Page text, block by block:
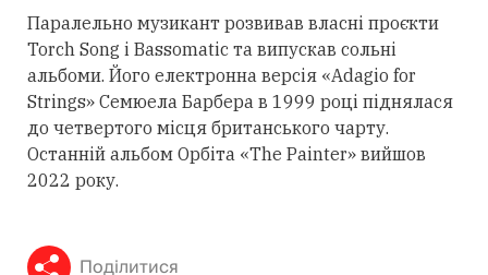
Паралельно музикант розвивав власні проєкти
Torch Song і Bassomatic та випускав сольні
альбоми. Його електронна версія «Adagio for
Strings» Семюела Барбера в 1999 році піднялася
до четвертого місця британського чарту.
Останній альбом Орбіта «The Painter» вийшов
2022 року.
Поділитися